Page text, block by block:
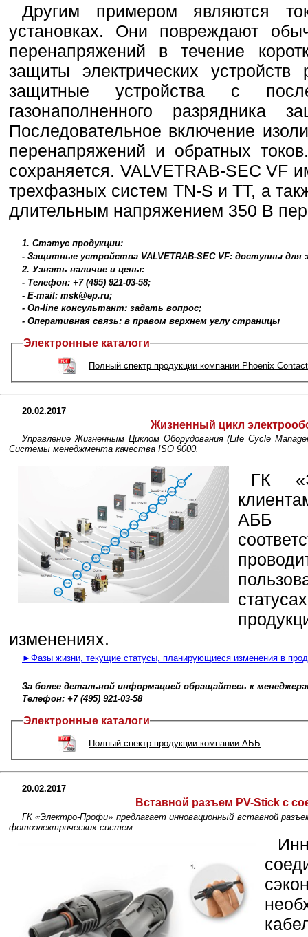
Другим примером являются
установках. Они повреждают
перенапряжений в течение
защиты электрических устройств
защитные устройства с
газонаполненного разрядника
Последовательное включение
перенапряжений и обратных
сохраняется. VALVETRAB-SEC VF
трехфазных систем TN-S и TT, а
длительным напряжением 350 В
1. Статус продукции:
- Защитные устройства VALVETRAB-SEC VF: доступны для
2. Узнать наличие и цены:
- Телефон: +7 (495) 921-03-58;
- E-mail: msk@ep.ru;
- On-line консультант: задать вопрос;
- Оперативная связь: в правом верхнем углу страницы
Электронные каталоги
Полный спектр продукции компании Phoenix Contact
20.02.2017
Жизненный цикл
Управление Жизненным Циклом Оборудования (Life Cycle
Системы менеджмента качества ISO 9000.
ГК
АББ
изменениях.
►Фазы жизни, текущие статусы, планирующиеся изменения в
За более детальной информацией обращайтесь к
Телефон: +7 (495) 921-03-58
Электронные каталоги
Полный спектр продукции компании АББ
20.02.2017
Вставной разъем PV-Stick с
ГК «Электро-Профи» предлагает инновационный вставной
фотоэлектрических систем.